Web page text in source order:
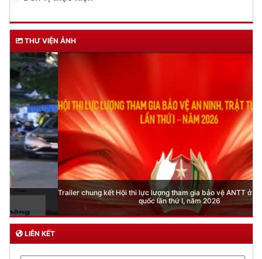
THƯ VIỆN ẢNH
Trailer chung kết Hội thi lực lượng tham gia bảo vệ ANTT ở cơ sở giỏi toàn
quốc lần thứ I, năm 2026
LIÊN KẾT